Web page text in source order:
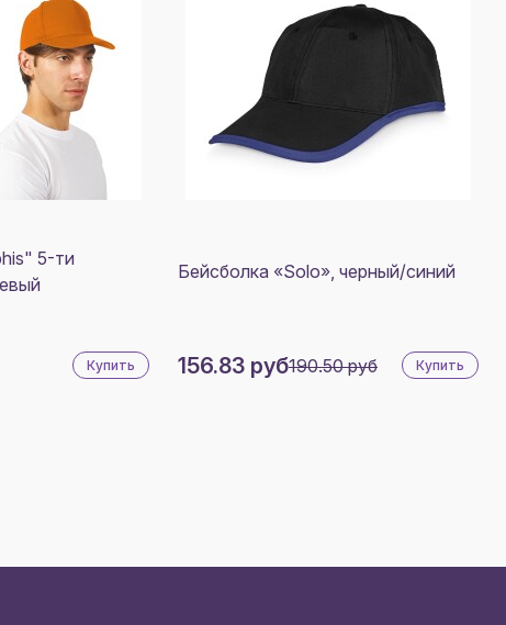
5-ти
Купить
Бейсболка «Solo», черный/синий
156.83 руб190.50 руб Купить